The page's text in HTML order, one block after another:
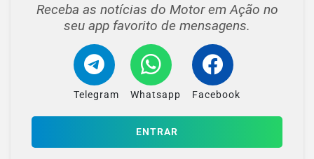
Receba as notícias do Motor em Ação no
seu app favorito de mensagens.
Telegram Whatsapp Facebook
ENTRAR